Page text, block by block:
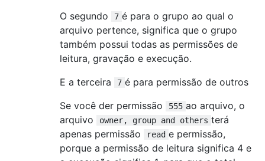
O segundo
7 é para o grupo ao qual o
arquivo pertence, significa que o grupo
também possui todas as permissões de
leitura, gravação e execução.
E a terceira
7 é para permissão de outros
Se você der permissão
555 ao arquivo, o
arquivo
owner, group and others terá
apenas permissão
read e permissão,
porque a permissão de leitura significa 4 e